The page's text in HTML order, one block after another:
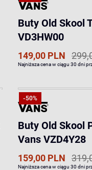
Buty Old Skool
VD3HW00
149,00 PLN
Najniższa cena w ciągu 30 dni
-50%
Buty Old Skool
Vans VZD4Y28
159,00 PLN
Najniższa cena w ciągu 30 dni